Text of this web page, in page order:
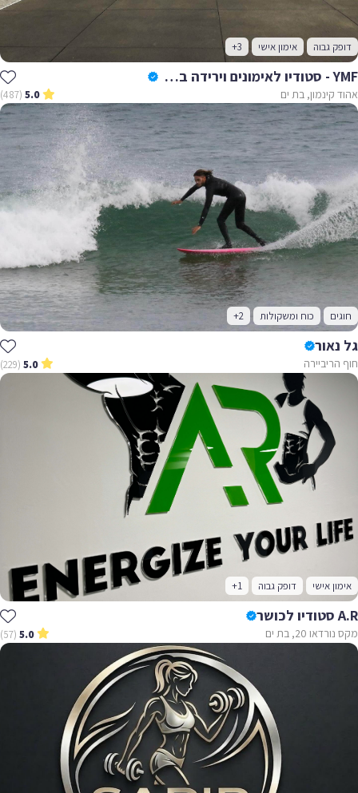
דופק גבוה אימון אישי +3
YMF - סטודיו לאימונים וירידה במשקל
אהוד קינמון, בת ים 5.0
(487)
חוגים כוח ומשקולות +2
גל נאור
חוף הריביירה 5.0
(229)
אימון אישי דופק גבוה +1
A.R סטודיו לכושר
מקס נורדאו 20, בת ים 5.0
(57)